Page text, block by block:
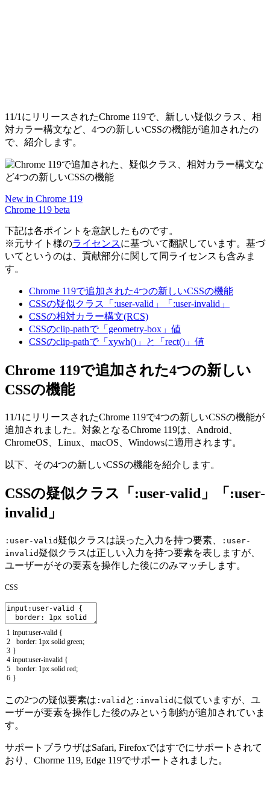
11/1にリリースされたChrome 119で、新しい疑似クラス、相
対カラー構文など、4つの新しいCSSの機能が追加されたの
で、紹介します。
New in Chrome 119
Chrome 119 beta
下記は各ポイントを意訳したものです。
※元サイト様のライセンスに基づいて翻訳しています。基づ
いてというのは、貢献部分に関して同ライセンスも含みま
す。
Chrome 119で追加された4つの新しいCSSの機能
CSSの疑似クラス「:user-valid」「:user-invalid」
CSSの相対カラー構文(RCS)
CSSのclip-pathで「geometry-box」値
CSSのclip-pathで「xywh()」と「rect()」値
Chrome 119で追加された4つの新しい
CSSの機能
11/1にリリースされたChrome 119で4つの新しいCSSの機能が
追加されました。対象となるChrome 119は、Android、
ChromeOS、Linux、macOS、Windowsに適用されます。
以下、その4つの新しいCSSの機能を紹介します。
CSSの疑似クラス「:user-valid」「:user-
invalid」
:user-valid 疑似クラスは誤った入力を持つ要素、
:user-
invalid 疑似クラスは正しい入力を持つ要素を表しますが、
ユーザーがその要素を操作した後にのみマッチします。
CSS
1
2
3
4
5
6
input:user-valid {
border: 1px solid green;
}
input:user-invalid {
border: 1px solid red;
}
この2つの疑似要素は :valid と :invalid に似ていますが、ユ
ーザーが要素を操作した後のみという制約が追加されていま
す。
サポートブラウザはSafari, Firefoxではすでにサポートされて
おり、Chorme 119, Edge 119でサポートされました。